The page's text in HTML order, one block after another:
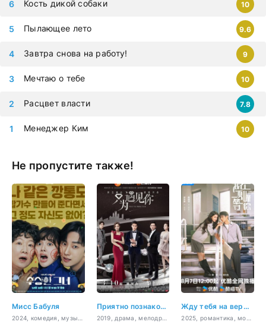
Менеджер Ким 10
Расцвет власти 7.8
Мечтаю о тебе 10
Завтра снова на работу! 9
Пылающее лето 9.6
Кость дикой собаки 10
Не пропустите также!
Мисс Бабуля Приятно познакомиться
2019, драма, мелодрама
Жду тебя на вершине